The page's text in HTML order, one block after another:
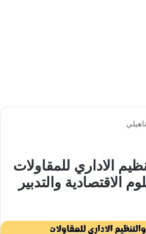
الاداري للمقاولات
الاقتصادية والتدبير